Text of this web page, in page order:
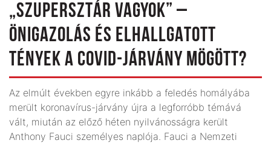
„SZUPERSZTÁR VAGYOK” –
ÖNIGAZOLÁS ÉS ELHALLGATOTT
TÉNYEK A COVID-JÁRVÁNY MÖGÖTT?
Az elmúlt években egyre inkább a feledés homályába
merült koronavírus-járvány újra a legforróbb témává
vált, miután az előző héten nyilvánosságra került
Anthony Fauci személyes naplója. Fauci a Nemzeti